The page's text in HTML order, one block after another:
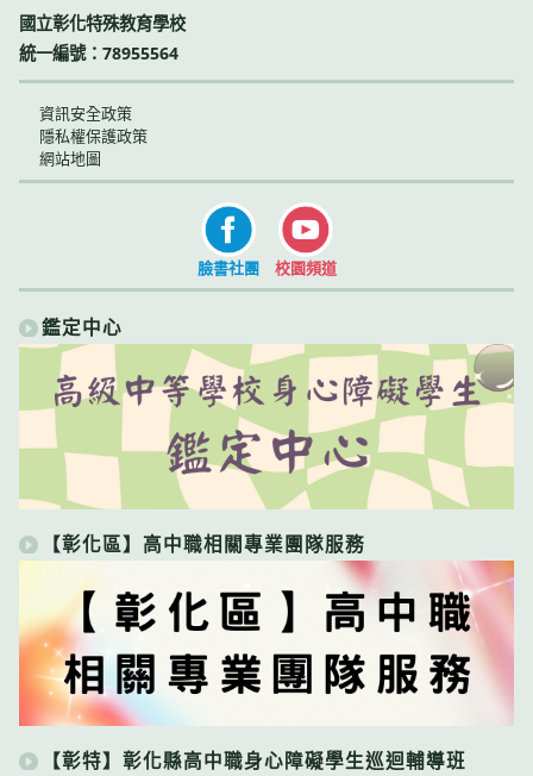
國立彰化特殊教育學校
統一編號：78955564
資訊安全政策
隱私權保護政策
網站地圖
臉書社團 校園頻道
鑑定中心
【彰化區】高中職相關專業團隊服務
【彰特】彰化縣高中職身心障礙學生巡迴輔導班